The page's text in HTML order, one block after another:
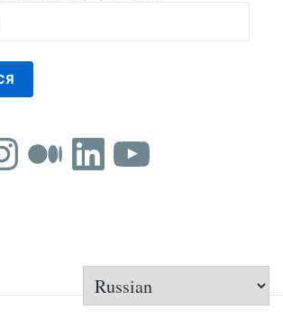
Средний
LinkedIn